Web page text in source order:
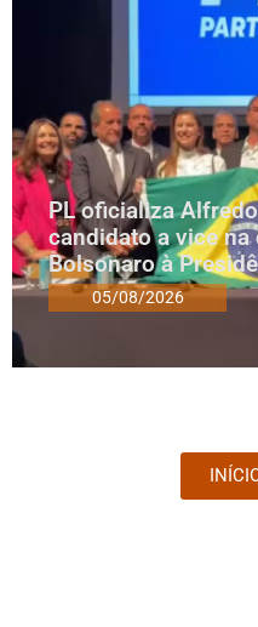
PL oficializa
candidato a vice na
Bolsonaro à
05/08/2026